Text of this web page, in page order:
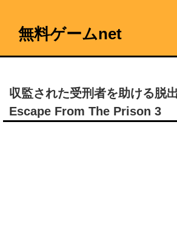
無料ゲームnet
収監された受刑者を助ける脱
Escape From The Prison 3